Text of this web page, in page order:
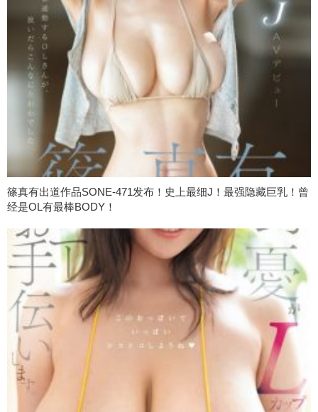
篠真有出道作品SONE-471发布！史上最细J！最强隐藏巨乳！曾
经是OL有最棒BODY！